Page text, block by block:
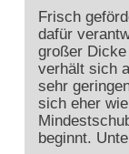
Frisch
dafür
großer
verhält sich
sehr
sich eher
beginnt.